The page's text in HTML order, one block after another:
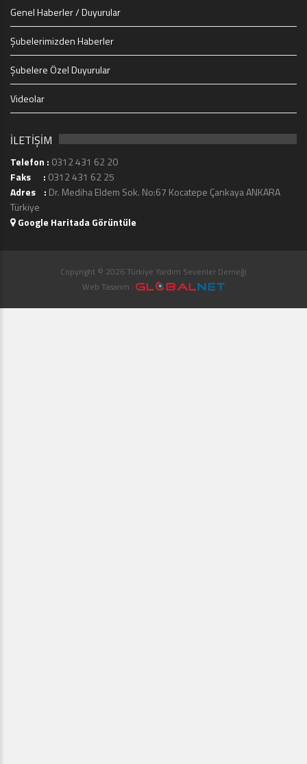
Genel Haberler / Duyurular
Şubelerimizden Haberler
Şubelere Özel Duyurular
Videolar
İLETİŞİM
Telefon : 0312 431 62 20
Faks : 0312 431 62 25
Adres : Dr. Mediha Eldem Sok. No:67 Kocatepe Çankaya ANKARA
Türkiye
Google Haritada Görüntüle
Copyright © 2026 Türkiye Yardım Sevenler Derneği
Web Tasarım :